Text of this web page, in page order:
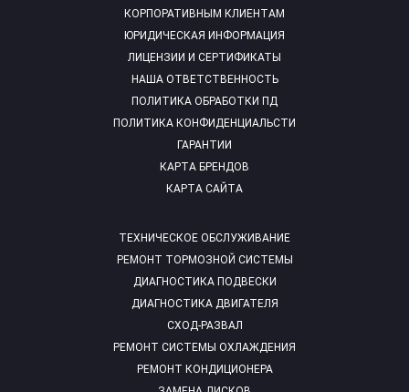
ТЕХНИЧЕСКОЕ ОБСЛУЖИВАНИЕ
РЕМОНТ ТОРМОЗНОЙ СИСТЕМЫ
ДИАГНОСТИКА ПОДВЕСКИ
ДИАГНОСТИКА ДВИГАТЕЛЯ
СХОД-РАЗВАЛ
РЕМОНТ СИСТЕМЫ ОХЛАЖДЕНИЯ
РЕМОНТ КОНДИЦИОНЕРА
КОРПОРАТИВНЫМ КЛИЕНТАМ
ЮРИДИЧЕСКАЯ ИНФОРМАЦИЯ
ЛИЦЕНЗИИ И СЕРТИФИКАТЫ
НАША ОТВЕТСТВЕННОСТЬ
ПОЛИТИКА ОБРАБОТКИ ПД
ПОЛИТИКА КОНФИДЕНЦИАЛЬСТИ
ГАРАНТИИ
КАРТА БРЕНДОВ
КАРТА САЙТА